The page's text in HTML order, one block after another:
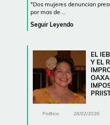
*Dos mujeres denuncian
por mas de …
Seguir Leyendo
EL
Y EL
Política 28/02/2026